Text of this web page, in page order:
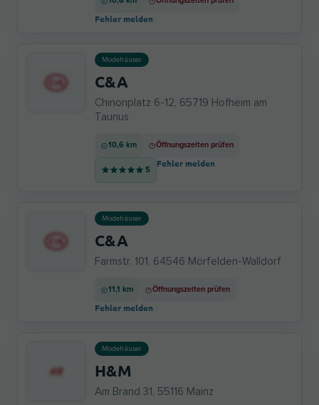
Fehler melden
Modehäuser
C&A
Chinonplatz 6-12, 65719 Hofheim am
Taunus
10,6 km Öffnungszeiten prüfen
5
Fehler melden
Modehäuser
C&A
Farmstr. 101, 64546 Mörfelden-Walldorf
11,1 km Öffnungszeiten prüfen
Fehler melden
Modehäuser
H&M
Am Brand 31, 55116 Mainz